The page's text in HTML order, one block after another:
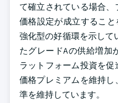
て確立されている場合
価格設定が成立すること
強化型の好循環を示して
たグレードAの供給増加
ラットフォーム投資を
価格プレミアムを維持
準を維持しています。